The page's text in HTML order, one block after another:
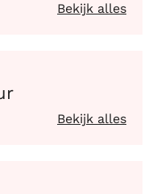
Bekijk alles
Bekijk alles